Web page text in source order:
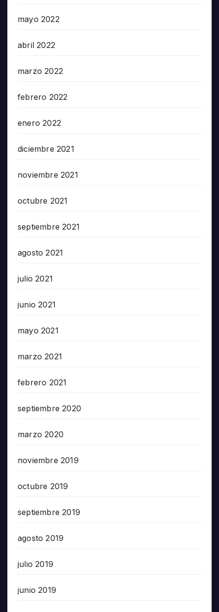
mayo 2022
abril 2022
marzo 2022
febrero 2022
enero 2022
diciembre 2021
noviembre 2021
octubre 2021
septiembre 2021
agosto 2021
julio 2021
junio 2021
mayo 2021
marzo 2021
febrero 2021
septiembre 2020
marzo 2020
noviembre 2019
octubre 2019
septiembre 2019
agosto 2019
julio 2019
junio 2019